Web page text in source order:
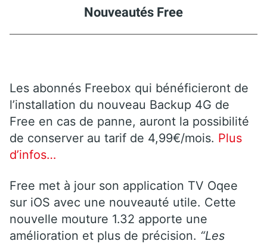
Nouveautés Free
Les abonnés Freebox qui bénéficieront de
l’installation du nouveau Backup 4G de
Free en cas de panne, auront la possibilité
de conserver au tarif de 4,99€/mois. Plus
d’infos…
Free met à jour son application TV Oqee
sur iOS avec une nouveauté utile. Cette
nouvelle mouture 1.32 apporte une
amélioration et plus de précision. “Les